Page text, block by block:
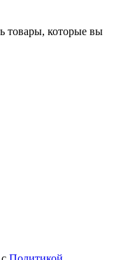
товары, которые вы